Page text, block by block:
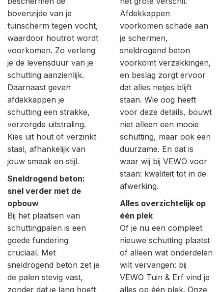
bovenzijde van je
tuinscherm tegen vocht,
waardoor houtrot wordt
voorkomen. Zo verleng
je de levensduur van je
schutting aanzienlijk.
Daarnaast geven
afdekkappen je
schutting een strakke,
verzorgde uitstraling.
Kies uit hout of verzinkt
staal, afhankelijk van
jouw smaak en stijl.
Sneldrogend beton:
snel verder met de
opbouw
Bij het plaatsen van
schuttingpalen is een
goede fundering
cruciaal. Met
sneldrogend beton zet je
de palen stevig vast,
zonder dat je lang hoeft
Afdekkappen
voorkomen schade aan
je schermen,
sneldrogend beton
voorkomt verzakkingen,
en beslag zorgt ervoor
dat alles netjes blijft
staan. Wie oog heeft
voor deze details, bouwt
niet alleen een mooie
schutting, maar ook een
duurzame. En dat is
waar wij bij VEWO voor
staan: kwaliteit tot in de
afwerking.
Alles overzichtelijk op
één plek
Of je nu een compleet
nieuwe schutting plaatst
of alleen wat onderdelen
wilt vervangen: bij
VEWO Tuin & Erf vind je
alles op één plek. Onze